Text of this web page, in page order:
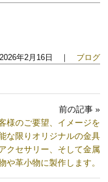
2026年2月16日 ｜ ブログ
前の記事 »
様のご要望、イメージを
な限りオリジナルの金具
クセサリー、そして金属
や革小物に製作します。